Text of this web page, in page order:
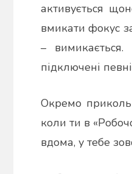
активується
вмикати фокус
–
підключені
Окремо
коли ти в
вдома, у тебе